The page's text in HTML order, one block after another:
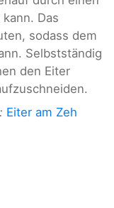
Das
sodass dem
Selbstständig
den Eiter
Eiter am Zeh